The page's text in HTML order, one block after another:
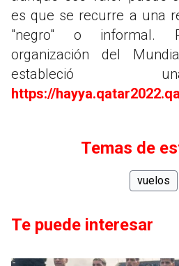
es que se recurre a una
"negro" o informal.
organización del
estableció
https://
Temas de
vuelos
Te puede interesar